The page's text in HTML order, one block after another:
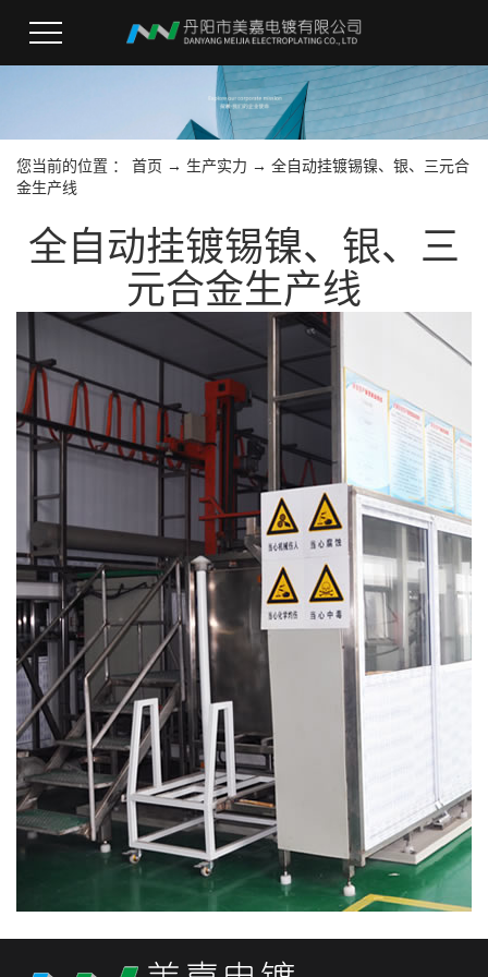
您当前的位置 ： 首页 → 生产实力 → 全自动挂镀锡镍、银、三元合
金生产线
全自动挂镀锡镍、银、三
元合金生产线